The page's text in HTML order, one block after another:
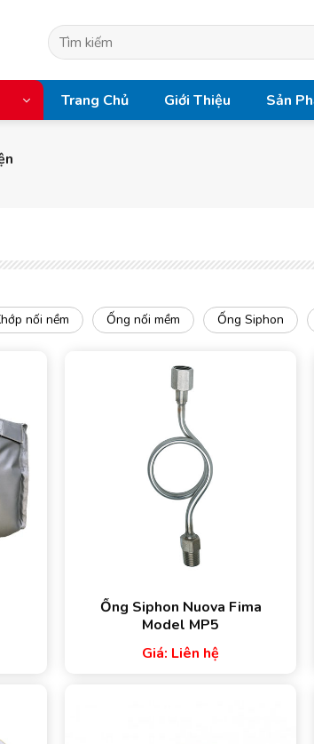
Tìm
kiếm:
Trang Chủ Giới Thiệu Sản
nối nềm Ống nối mềm Ống Siphon
Ống Siphon Nuova Fima
Model MP5
Giá: Liên hệ